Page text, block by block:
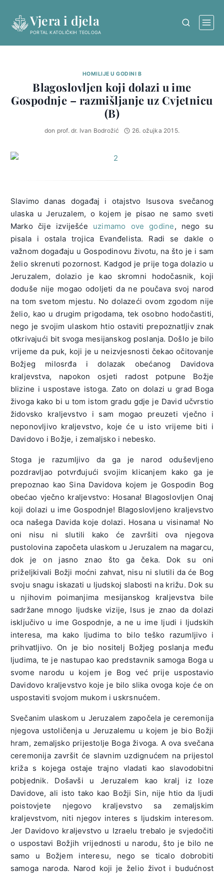
content
Vjera i djela
PORTAL KATOLIČKIH TEOLOGA
HOMILIJE U GODINI B
Blagoslovljen koji dolazi u ime
Gospodnje – razmišljanje uz Cvjetnicu
(B)
don prof. dr. Ivan Bodrožić 26. ožujka 2015.
Slavimo danas događaj i otajstvo Isusova svečanog
ulaska u Jeruzalem, o kojem je pisao ne samo sveti
Marko čije izviješće uzimamo ove godine, nego su
pisala i ostala trojica Evanđelista. Radi se dakle o
važnom događaju u Gospodinovu životu, na što je i sam
želio skrenuti pozornost. Kadgod je prije toga dolazio u
Jeruzalem, dolazio je kao skromni hodočasnik, koji
doduše nije mogao odoljeti da ne poučava svoj narod
na tom svetom mjestu. No dolazeći ovom zgodom nije
želio, kao u drugim prigodama, tek osobno hodočastiti,
nego je svojim ulaskom htio ostaviti prepoznatljiv znak
otkrivajući bit svoga mesijanskog poslanja. Došlo je bilo
vrijeme da puk, koji je u neizvjesnosti čekao očitovanje
Božjeg milosrđa i dolazak obećanog Davidova
kraljevstva, napokon osjeti radost potpune Božje
blizine i uspostave istoga. Zato on dolazi u grad Boga
živoga kako bi u tom istom gradu gdje je David učvrstio
židovsko kraljevstvo i sam mogao preuzeti vječno i
neponovljivo kraljevstvo, koje će u isto vrijeme biti i
Davidovo i Božje, i zemaljsko i nebesko.
Stoga je razumljivo da ga je narod oduševljeno
pozdravljao potvrđujući svojim klicanjem kako ga je
prepoznao kao Sina Davidova kojem je Gospodin Bog
obećao vječno kraljevstvo: Hosana! Blagoslovljen Onaj
koji dolazi u ime Gospodnje! Blagoslovljeno kraljevstvo
oca našega Davida koje dolazi. Hosana u visinama! No
oni nisu ni slutili kako će završiti ova njegova
pustolovina započeta ulaskom u Jeruzalem na magarcu,
dok je on jasno znao što ga čeka. Dok su oni
priželjkivali Božji moćni zahvat, nisu ni slutili da će Bog
svoju snagu iskazati u ljudskoj slabosti na križu. Dok su
u njihovim poimanjima mesijanskog kraljevstva bile
sadržane mnogo ljudske vizije, Isus je znao da dolazi
isključivo u ime Gospodnje, a ne u ime ljudi i ljudskih
interesa, ma kako ljudima to bilo teško razumljivo i
prihvatljivo. On je bio nositelj Božjeg poslanja među
ljudima, te je nastupao kao predstavnik samoga Boga u
svome narodu u kojem je Bog već prije uspostavio
Davidovo kraljevstvo koje je bilo slika ovoga koje će on
uspostaviti svojom mukom i uskrsnućem.
Svečanim ulaskom u Jeruzalem započela je ceremonija
njegova ustoličenja u Jeruzalemu u kojem je bio Božji
hram, zemaljsko prijestolje Boga živoga. A ova svečana
ceremonija završit će slavnim uzdignućem na prijestol
križa s kojega ostaje trajno vladati kao slavodobitni
pobjednik. Došavši u Jeruzalem kao kralj iz loze
Davidove, ali isto tako kao Božji Sin, nije htio da ljudi
poistovjete njegovo kraljevstvo sa zemaljskim
kraljevstvom, niti njegov interes s ljudskim interesom.
Jer Davidovo kraljevstvo u Izraelu trebalo je svjedočiti
o uspostavi Božjih vrijednosti u narodu, što je bilo ne
samo u Božjem interesu, nego se ticalo dobrobiti
samoga naroda. Narod koji je želio život i budućnost